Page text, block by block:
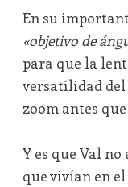
En su
«objetivo de
para que la
versatilidad del
zoom antes
Y es que Val
que vivían en